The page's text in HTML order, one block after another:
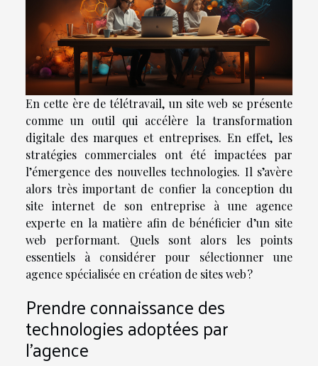
En cette ère de télétravail, un site web se présente
comme un outil qui accélère la transformation
digitale des marques et entreprises. En effet, les
stratégies commerciales ont été impactées par
l’émergence des nouvelles technologies. Il s’avère
alors très important de confier la conception du
site internet de son entreprise à une agence
experte en la matière afin de bénéficier d’un site
web performant. Quels sont alors les points
essentiels à considérer pour sélectionner une
agence spécialisée en création de sites web ?
Prendre connaissance des
technologies adoptées par
l’agence